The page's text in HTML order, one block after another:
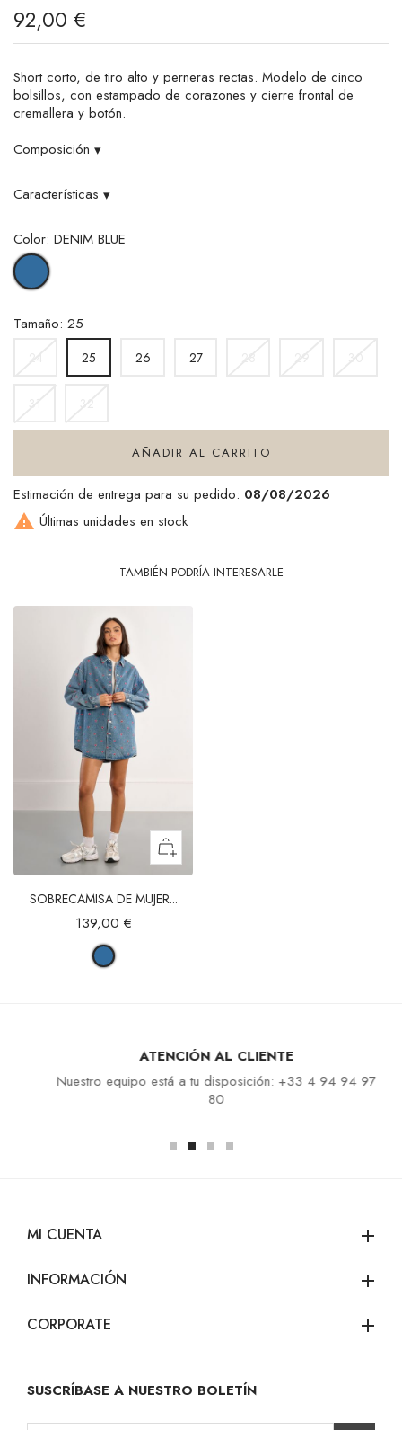
92,00 €
Short corto, de tiro alto y perneras rectas. Modelo de cinco
bolsillos, con estampado de corazones y cierre frontal de
cremallera y botón.
Composición ▾
Características ▾
Color: DENIM BLUE
DENIM
BLUE
Tamaño: 25
25 26 27
AÑADIR AL CARRITO
Estimación de entrega para su pedido: 08/08/2026
 Últimas unidades en stock
TAMBIÉN PODRÍA INTERESARLE
SOBRECAMISA DE MUJER...
139,00 €
ATENCIÓN AL CLIENTE
Nuestro equipo está a tu disposición: +33 4 94 94 97
MI CUENTA add
INFORMACIÓN add
CORPORATE add
SUSCRÍBASE A NUESTRO BOLETÍN